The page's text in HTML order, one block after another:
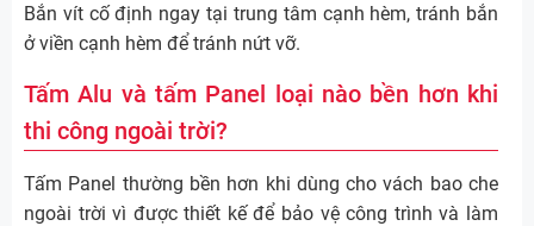
Bắn vít cố định ngay tại trung tâm cạnh hèm, tránh bắn
ở viền cạnh hèm để tránh nứt vỡ.
Tấm Alu và tấm Panel loại nào bền hơn khi
thi công ngoài trời?
Tấm Panel thường bền hơn khi dùng cho vách bao che
ngoài trời vì được thiết kế để bảo vệ công trình và làm